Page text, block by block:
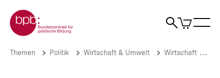
zum
Seiteninhalt
springen
Zur Startseite der bpb
Suche
Artikel
im
Nationale
Brotkrümelnavigation
Pfadnavigation
Themen Politik Wirtschaft & Umwelt Wirtschaft